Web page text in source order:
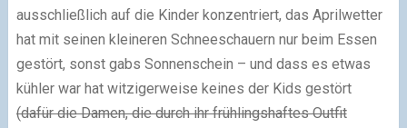
ausschließlich auf die Kinder konzentriert, das Aprilwetter
hat mit seinen kleineren Schneeschauern nur beim Essen
gestört, sonst gabs Sonnenschein – und dass es etwas
kühler war hat witzigerweise keines der Kids gestört
(dafür die Damen, die durch ihr frühlingshaftes Outfit